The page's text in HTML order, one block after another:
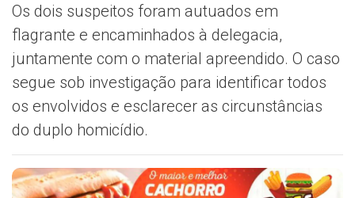
Os dois suspeitos foram autuados em
flagrante e encaminhados à delegacia,
juntamente com o material apreendido. O caso
segue sob investigação para identificar todos
os envolvidos e esclarecer as circunstâncias
do duplo homicídio.